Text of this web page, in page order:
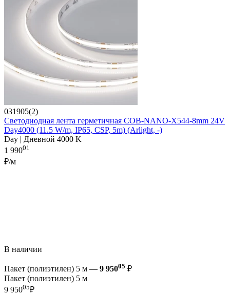
031905(2)
Светодиодная лента герметичная COB-NANO-X544-8mm 24V
Day4000 (11.5 W/m, IP65, CSP, 5m) (Arlight, -)
Day | Дневной 4000 K
1 99001
₽/м
В наличии
Пакет (полиэтилен) 5 м — 9 95005 ₽
Пакет (полиэтилен) 5 м
9 95005₽